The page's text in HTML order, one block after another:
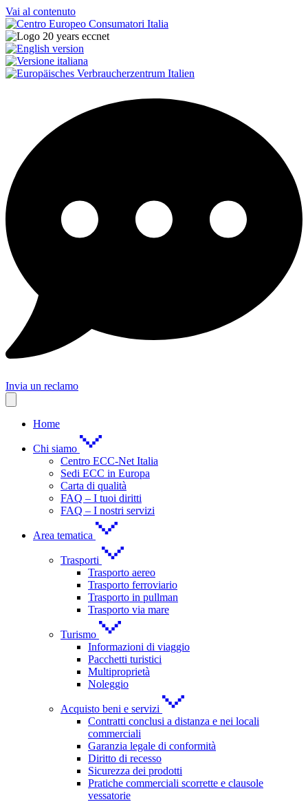
Vai al contenuto
Invia un reclamo
Home
Chi siamo
Centro ECC-Net Italia
Sedi ECC in Europa
Carta di qualità
FAQ – I tuoi diritti
FAQ – I nostri servizi
Area tematica
Trasporti
Trasporto aereo
Trasporto ferroviario
Trasporto in pullman
Trasporto via mare
Turismo
Informazioni di viaggio
Pacchetti turistici
Multiproprietà
Noleggio
Acquisto beni e servizi
Contratti conclusi a distanza e nei locali
commerciali
Garanzia legale di conformità
Diritto di recesso
Sicurezza dei prodotti
Pratiche commerciali scorrette e clausole
vessatorie